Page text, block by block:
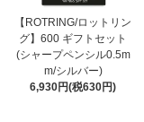
【ROTRING/ロットリン
グ】600 ギフトセット
(シャープペンシル0.5m
m/シルバー)
6,930円(税630円)